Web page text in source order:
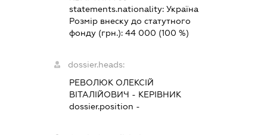
statements.nationality:Україна
Розмір внеску до статутного
фонду (грн.):44 000 (100 %)
dossier.heads:
РЕВОЛЮК ОЛЕКСІЙ
ВІТАЛІЙОВИЧ - КЕРІВНИК
dossier.position -